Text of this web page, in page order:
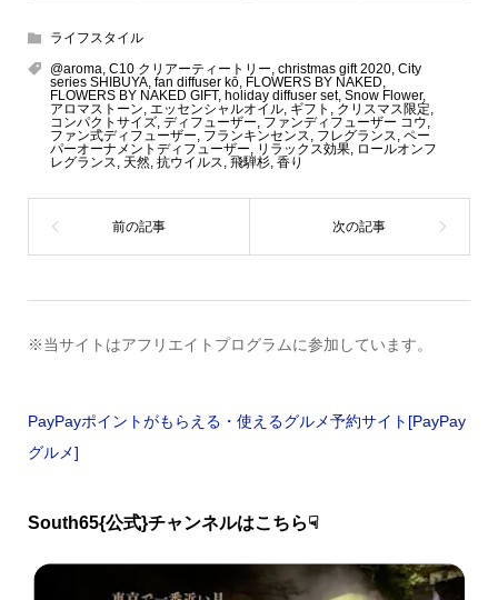
ライフスタイル
@aroma, C10 クリアーティートリー, christmas gift 2020, City
series SHIBUYA, fan diffuser kō, FLOWERS BY NAKED,
FLOWERS BY NAKED GIFT, holiday diffuser set, Snow Flower,
アロマストーン, エッセンシャルオイル, ギフト , クリスマス限定,
コンパクトサイズ, ディフューザー, ファンディフューザー コウ,
ファン式ディフューザー, フランキンセンス, フレグランス, ペー
パーオーナメントディフューザー, リラックス効果, ロールオンフ
レグランス, 天然, 抗ウイルス, 飛騨杉, 香り
※当サイトはアフリエイトプログラムに参加しています。
PayPayポイントがもらえる・使えるグルメ予約サイト[PayPay
グルメ]
South65{公式}チャンネルはこちら☟